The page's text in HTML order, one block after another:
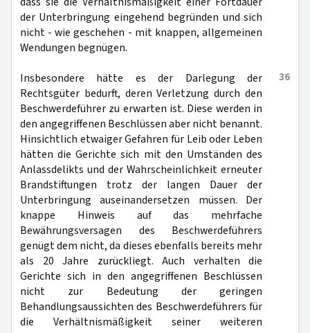
der Unterbringung eingehend begründen und sich
nicht - wie geschehen - mit knappen, allgemeinen
Wendungen begnügen.
36
Insbesondere hätte es der Darlegung der
Rechtsgüter bedurft, deren Verletzung durch den
Beschwerdeführer zu erwarten ist. Diese werden in
den angegriffenen Beschlüssen aber nicht benannt.
Hinsichtlich etwaiger Gefahren für Leib oder Leben
hätten die Gerichte sich mit den Umständen des
Anlassdelikts und der Wahrscheinlichkeit erneuter
Brandstiftungen trotz der langen Dauer der
Unterbringung auseinandersetzen müssen. Der
knappe Hinweis auf das mehrfache
Bewährungsversagen des Beschwerdeführers
genügt dem nicht, da dieses ebenfalls bereits mehr
als 20 Jahre zurückliegt. Auch verhalten die
Gerichte sich in den angegriffenen Beschlüssen
nicht zur Bedeutung der geringen
Behandlungsaussichten des Beschwerdeführers für
die Verhältnismäßigkeit seiner weiteren